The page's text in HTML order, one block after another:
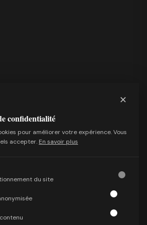
✕
confidentialité
pour améliorer votre expérience. Vous
accepter. En savoir plus
du site